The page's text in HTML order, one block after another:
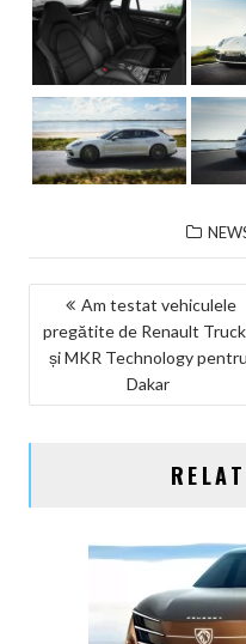
NAVIGARE
ÎN
ARTICOLE
Am testat vehiculele
pregătite de Renault
și MKR Technology pentru
Dakar